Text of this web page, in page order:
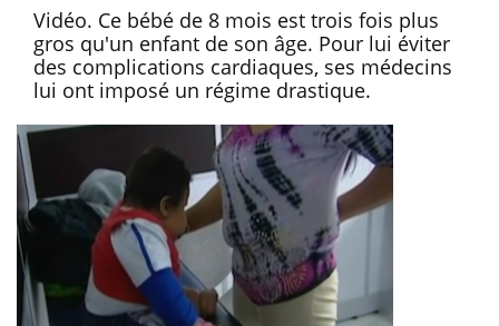
Vidéo. Ce bébé de 8 mois est trois fois plus
gros qu'un enfant de son âge. Pour lui éviter
des complications cardiaques, ses médecins
lui ont imposé un régime drastique.